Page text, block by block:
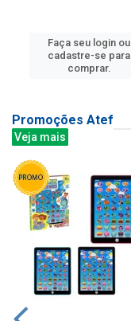
Faça seu login ou
cadastre-se para
comprar.
Promoções Atef
Veja mais